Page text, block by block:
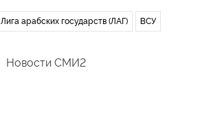
Лига арабских государств (ЛАГ) ВСУ
Новости СМИ2